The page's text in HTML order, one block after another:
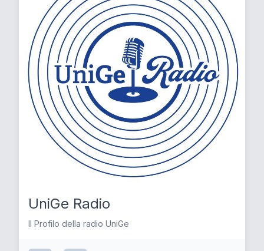
UniGe Radio
Il Profilo della radio UniGe